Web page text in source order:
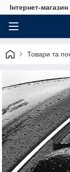
Інтернет-
Товари та